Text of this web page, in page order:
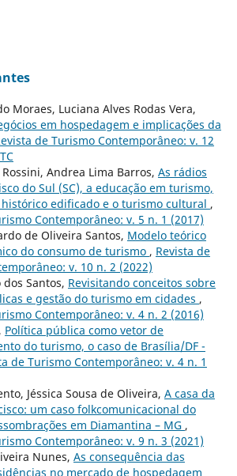
Moraes, Luciana Alves Rodas Vera,
em hospedagem e implicações da
de Turismo Contemporâneo: v. 12
Andrea Lima Barros, As rádios
do Sul (SC), a educação em turismo,
edificado e o turismo cultural ,
Contemporâneo: v. 5 n. 1 (2017)
de Oliveira Santos, Modelo teórico
do consumo de turismo , Revista de
v. 10 n. 2 (2022)
Santos, Revisitando conceitos sobre
e gestão do turismo em cidades ,
Contemporâneo: v. 4 n. 2 (2016)
Política pública como vetor de
do turismo, o caso de Brasília/DF -
de Turismo Contemporâneo: v. 4 n. 1
Jéssica Sousa de Oliveira, A casa da
um caso folkcomunicacional do
em Diamantina – MG ,
Contemporâneo: v. 9 n. 3 (2021)
Nunes, As consequência das
no mercado de hospedagem